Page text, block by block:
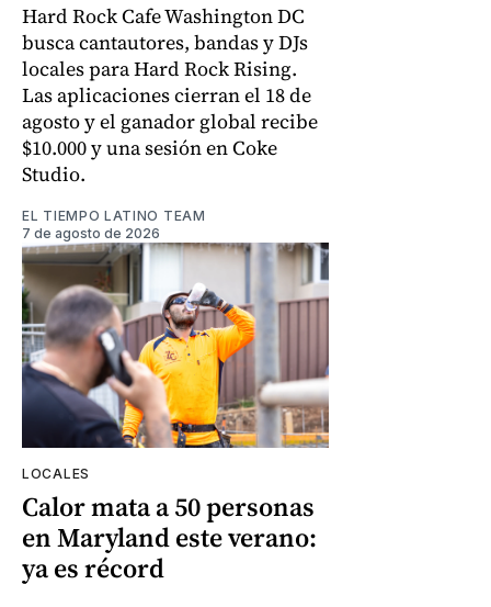
Hard Rock Cafe Washington DC
busca cantautores, bandas y DJs
locales para Hard Rock Rising.
Las aplicaciones cierran el 18 de
agosto y el ganador global recibe
$10.000 y una sesión en Coke
Studio.
EL TIEMPO LATINO TEAM
7 de agosto de 2026
LOCALES
Calor mata a 50 personas
en Maryland este verano:
ya es récord